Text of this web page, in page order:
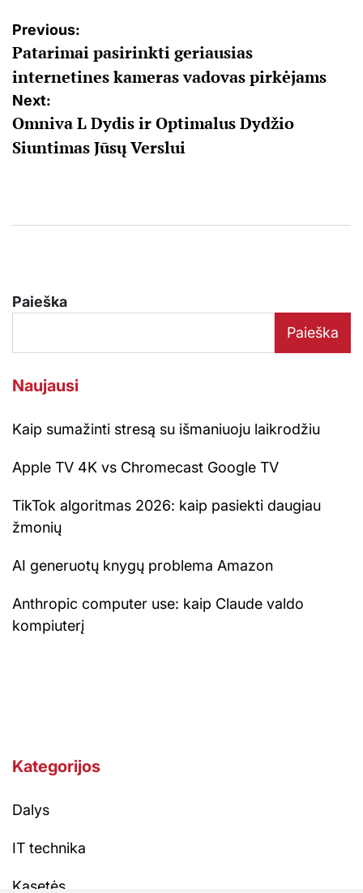
Navigacija
tarp
įrašų
Previous:
Patarimai pasirinkti geriausias
internetines kameras vadovas pirkėjams
Next:
Omniva L Dydis ir Optimalus Dydžio
Siuntimas Jūsų Verslui
Paieška
Paieška
Naujausi
Kaip sumažinti stresą su išmaniuoju laikrodžiu
Apple TV 4K vs Chromecast Google TV
TikTok algoritmas 2026: kaip pasiekti daugiau
žmonių
AI generuotų knygų problema Amazon
Anthropic computer use: kaip Claude valdo
kompiuterį
Kategorijos
Dalys
IT technika
Kasetės